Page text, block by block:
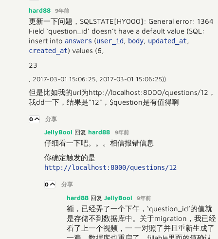
hard88 9年前
更新一下问题，SQLSTATE[HY000]: General error: 1364
Field ‘question_id’ doesn’t have a default value (SQL:
insert into answers (user_id, body, updated_at,
created_at) values (6,
23
, 2017-03-01 15:06:25, 2017-03-01 15:06:25))
但是比如我的url为http://localhost:8000/questions/12，
我dd一下，结果是"12"，$question是有值得啊
0 分享
JellyBool 回复 hard88 9年前
仔细看一下吧。。。相信报错信息
你确定触发的是
http://localhost:8000/questions/12
0 分享
hard88 回复 JellyBool 9年前
额，已经弄了一个下午，‘question_id’的值就
是存储不到数据库中。关于migration，我已经
看了上一个视频，一 一对照了并且重新生成了